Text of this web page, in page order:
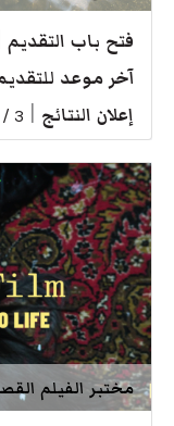
فتح باب التقديم
آخر موعد
إعلان النتائج 3 / 4 / 2026
مختبر الفيلم